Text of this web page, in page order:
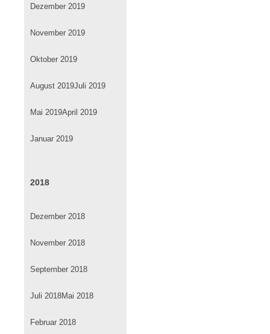
Dezember 2019
November 2019
Oktober 2019
August 2019Juli 2019
Mai 2019April 2019
Januar 2019
2018
Dezember 2018
November 2018
September 2018
Juli 2018Mai 2018
Februar 2018